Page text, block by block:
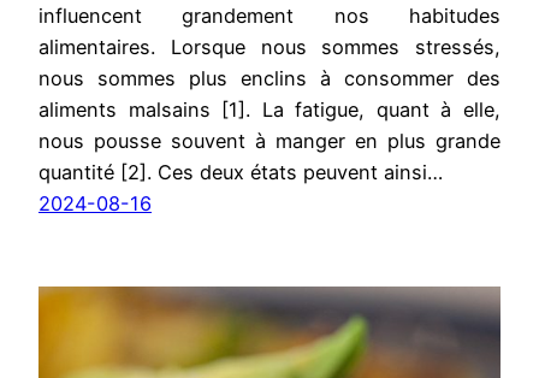
influencent grandement nos habitudes
alimentaires. Lorsque nous sommes stressés,
nous sommes plus enclins à consommer des
aliments malsains [1]. La fatigue, quant à elle,
nous pousse souvent à manger en plus grande
quantité [2]. Ces deux états peuvent ainsi…
2024-08-16